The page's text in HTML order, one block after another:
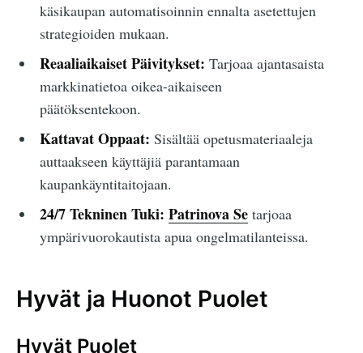
käsikaupan automatisoinnin ennalta asetettujen
strategioiden mukaan.
Reaaliaikaiset Päivitykset: Tarjoaa ajantasaista
markkinatietoa oikea-aikaiseen
päätöksentekoon.
Kattavat Oppaat: Sisältää opetusmateriaaleja
auttaakseen käyttäjiä parantamaan
kaupankäyntitaitojaan.
24/7 Tekninen Tuki: Patrinova Setarjoaa
ympärivuorokautista apua ongelmatilanteissa.
Hyvät ja Huonot Puolet
Hyvät Puolet